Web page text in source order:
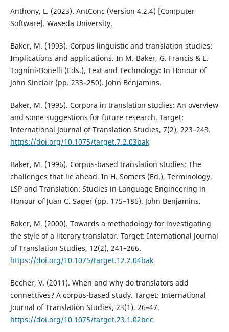
Anthony, L. (2023). AntConc (Version 4.2.4) [Computer
Software]. Waseda University.
Baker, M. (1993). Corpus linguistic and translation studies:
Implications and applications. In M. Baker, G. Francis & E.
Tognini-Bonelli (Eds.), Text and Technology: In Honour of
John Sinclair (pp. 233–250). John Benjamins.
Baker, M. (1995). Corpora in translation studies: An overview
and some suggestions for future research. Target:
International Journal of Translation Studies, 7(2), 223–243.
https://doi.org/10.1075/target.7.2.03bak
Baker, M. (1996). Corpus-based translation studies: The
challenges that lie ahead. In H. Somers (Ed.), Terminology,
LSP and Translation: Studies in Language Engineering in
Honour of Juan C. Sager (pp. 175–186). John Benjamins.
Baker, M. (2000). Towards a methodology for investigating
the style of a literary translator. Target: International Journal
of Translation Studies, 12(2), 241–266.
https://doi.org/10.1075/target.12.2.04bak
Becher, V. (2011). When and why do translators add
connectives? A corpus-based study. Target: International
Journal of Translation Studies, 23(1), 26–47.
https://doi.org/10.1075/target.23.1.02bec